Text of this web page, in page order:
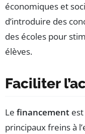
économiques et
d’introduire des
des écoles pour
élèves.
Faciliter
Le financement
principaux freins à